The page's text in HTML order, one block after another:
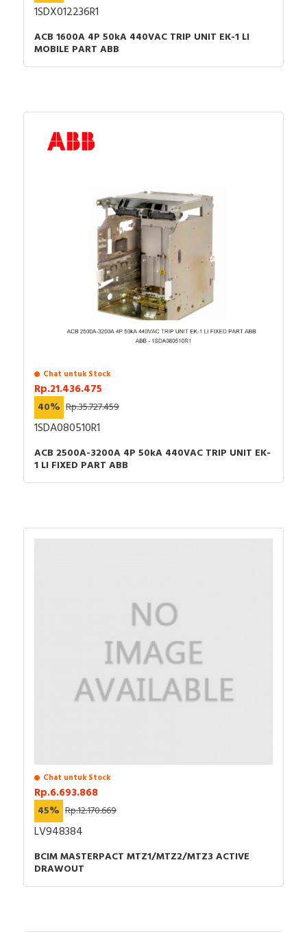
1SDX012236R1
ACB 1600A 4P 50kA 440VAC TRIP UNIT EK-1 LI
MOBILE PART ABB
Chat untuk Stock
Rp.21.436.475
40% Rp.35.727.459
1SDA080510R1
ACB 2500A-3200A 4P 50kA 440VAC TRIP UNIT EK-
1 LI FIXED PART ABB
Chat untuk Stock
Rp.6.693.868
45% Rp.12.170.669
LV948384
BCIM MASTERPACT MTZ1/MTZ2/MTZ3 ACTIVE
DRAWOUT